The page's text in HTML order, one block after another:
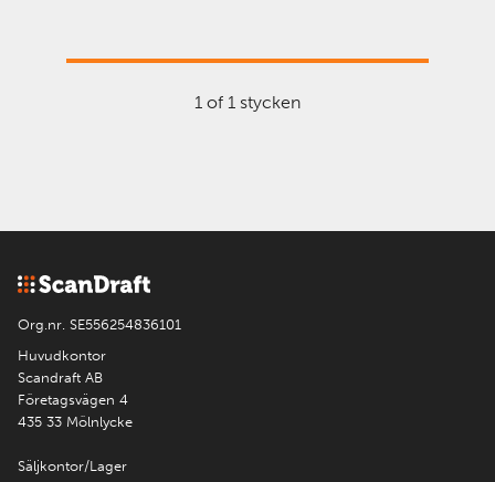
1 of 1 stycken
Org.nr. SE556254836101
Huvudkontor
Scandraft AB
Företagsvägen 4
435 33 Mölnlycke
Säljkontor/Lager